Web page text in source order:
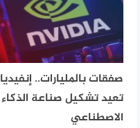
صفقات بالمليارات.. إنفيديا
تعيد تشكيل صناعة الذكاء
الاصطناعي